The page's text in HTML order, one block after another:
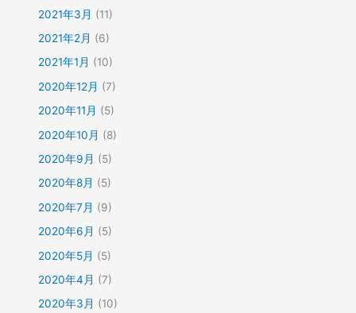
2021年3月 (11)
2021年2月 (6)
2021年1月 (10)
2020年12月 (7)
2020年11月 (5)
2020年10月 (8)
2020年9月 (5)
2020年8月 (5)
2020年7月 (9)
2020年6月 (5)
2020年5月 (5)
2020年4月 (7)
2020年3月 (10)